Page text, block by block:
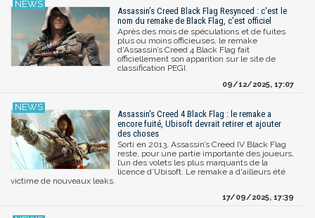
Assassin’s Creed Black Flag Resynced : c'est le
nom du remake de Black Flag, c'est officiel
Après des mois de spéculations et de fuites
plus ou moins officieuses, le remake
d'Assassin’s Creed 4 Black Flag fait
officiellement son apparition sur le site de
classification PEGI.
09/12/2025, 17:07
Assassin's Creed 4 Black Flag : le remake a
encore fuité, Ubisoft devrait retirer et ajouter
des choses
Sorti en 2013, Assassin’s Creed IV Black Flag
reste, pour une partie importante des joueurs,
l’un des volets les plus marquants de la
licence d’Ubisoft. Le remake a d'ailleurs été
victime de nouveaux leaks.
17/09/2025, 17:39